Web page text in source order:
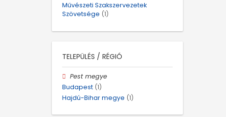
Művészeti Szakszervezetek
Szövetsége (1)
TELEPÜLÉS / RÉGIÓ
Pest megye
Budapest (1)
Hajdú-Bihar megye (1)